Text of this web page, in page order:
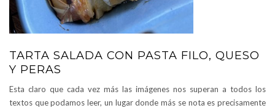
TARTA SALADA CON PASTA FILO, QUESO
Y PERAS
Esta claro que cada vez más las imágenes nos superan a todos los
textos que podamos leer, un lugar donde más se nota es precisamente